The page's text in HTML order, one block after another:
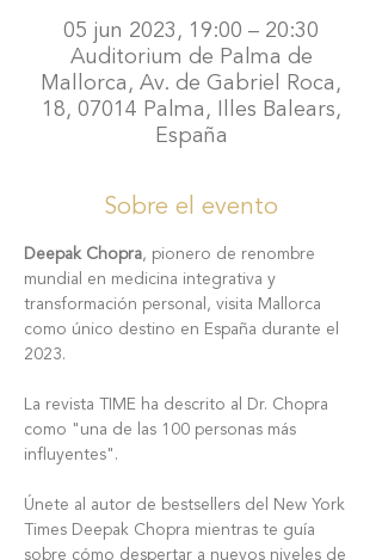
05 jun 2023, 19:00 – 20:30
Auditorium de Palma de
Mallorca, Av. de Gabriel Roca,
18, 07014 Palma, Illes Balears,
España
Sobre el evento
Deepak Chopra, pionero de renombre
mundial en medicina integrativa y
transformación personal, visita Mallorca
como único destino en España durante el
2023.
La revista TIME ha descrito al Dr. Chopra
como "una de las 100 personas más
influyentes".
Únete al autor de bestsellers del New York
Times Deepak Chopra mientras te guía
sobre cómo despertar a nuevos niveles de